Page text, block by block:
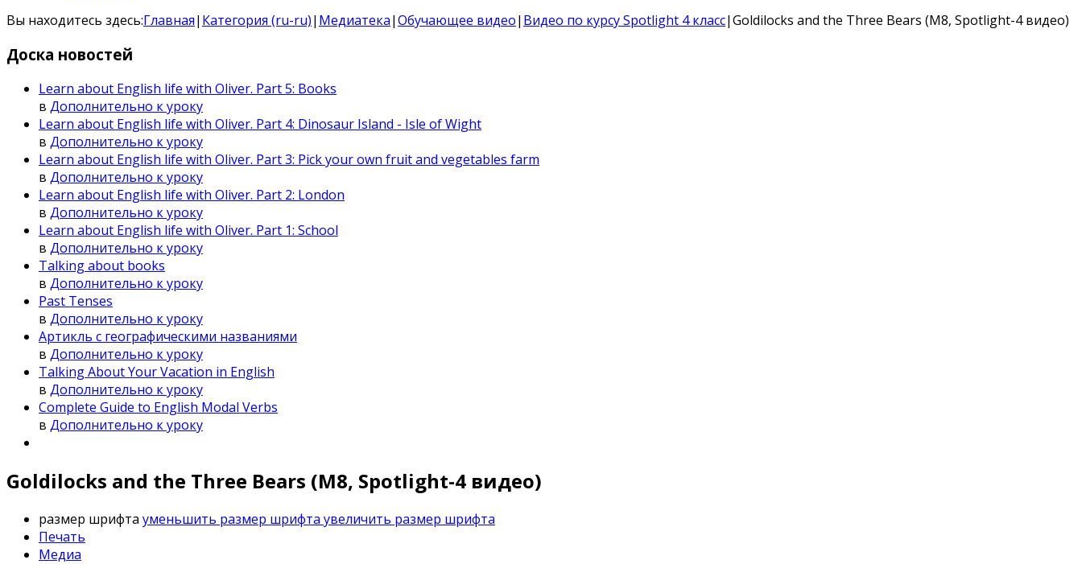
Вы находитесь здесь:Главная| Категория (ru-ru)| Медиатека|Обучающее видео| Видео по курсу Spotlight 4 класс|Goldilocks and the Three Bears (M8, Spotlight-4 видео)
Доска новостей
Learn about English life with Oliver. Part 5: Books
в Дополнительно к уроку
Learn about English life with Oliver. Part 4: Dinosaur Island - Isle of Wight
в Дополнительно к уроку
Learn about English life with Oliver. Part 3: Pick your own fruit and vegetables farm
в Дополнительно к уроку
Learn about English life with Oliver. Part 2: London
в Дополнительно к уроку
Learn about English life with Oliver. Part 1: School
в Дополнительно к уроку
Talking about books
в Дополнительно к уроку
Past Tenses
в Дополнительно к уроку
Артикль с географическими названиями
в Дополнительно к уроку
Talking About Your Vacation in English
в Дополнительно к уроку
Complete Guide to English Modal Verbs
в Дополнительно к уроку
Goldilocks and the Three Bears (M8, Spotlight-4 видео)
размер шрифта уменьшить размер шрифта увеличить размер шрифта
Печать
Медиа